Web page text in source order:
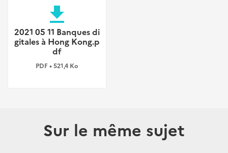
file_download
2021 05 11 Banques di
gitales à Hong Kong.p
df
PDF • 521,4 Ko
Sur le même sujet